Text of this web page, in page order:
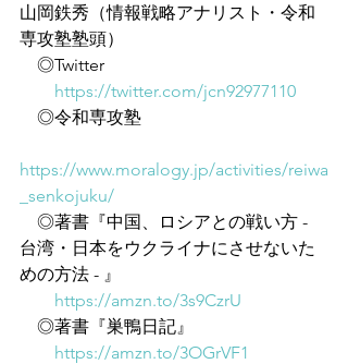
山岡鉄秀（情報戦略アナリスト・令和
専攻塾塾頭）
◎Twitter
https://twitter.com/jcn92977110
◎令和専攻塾
https://www.moralogy.jp/activities/reiwa
_senkojuku/
◎著書『中国、ロシアとの戦い方 -
台湾・日本をウクライナにさせないた
めの方法 - 』
https://amzn.to/3s9CzrU
◎著書『巣鴨日記』
https://amzn.to/3OGrVF1